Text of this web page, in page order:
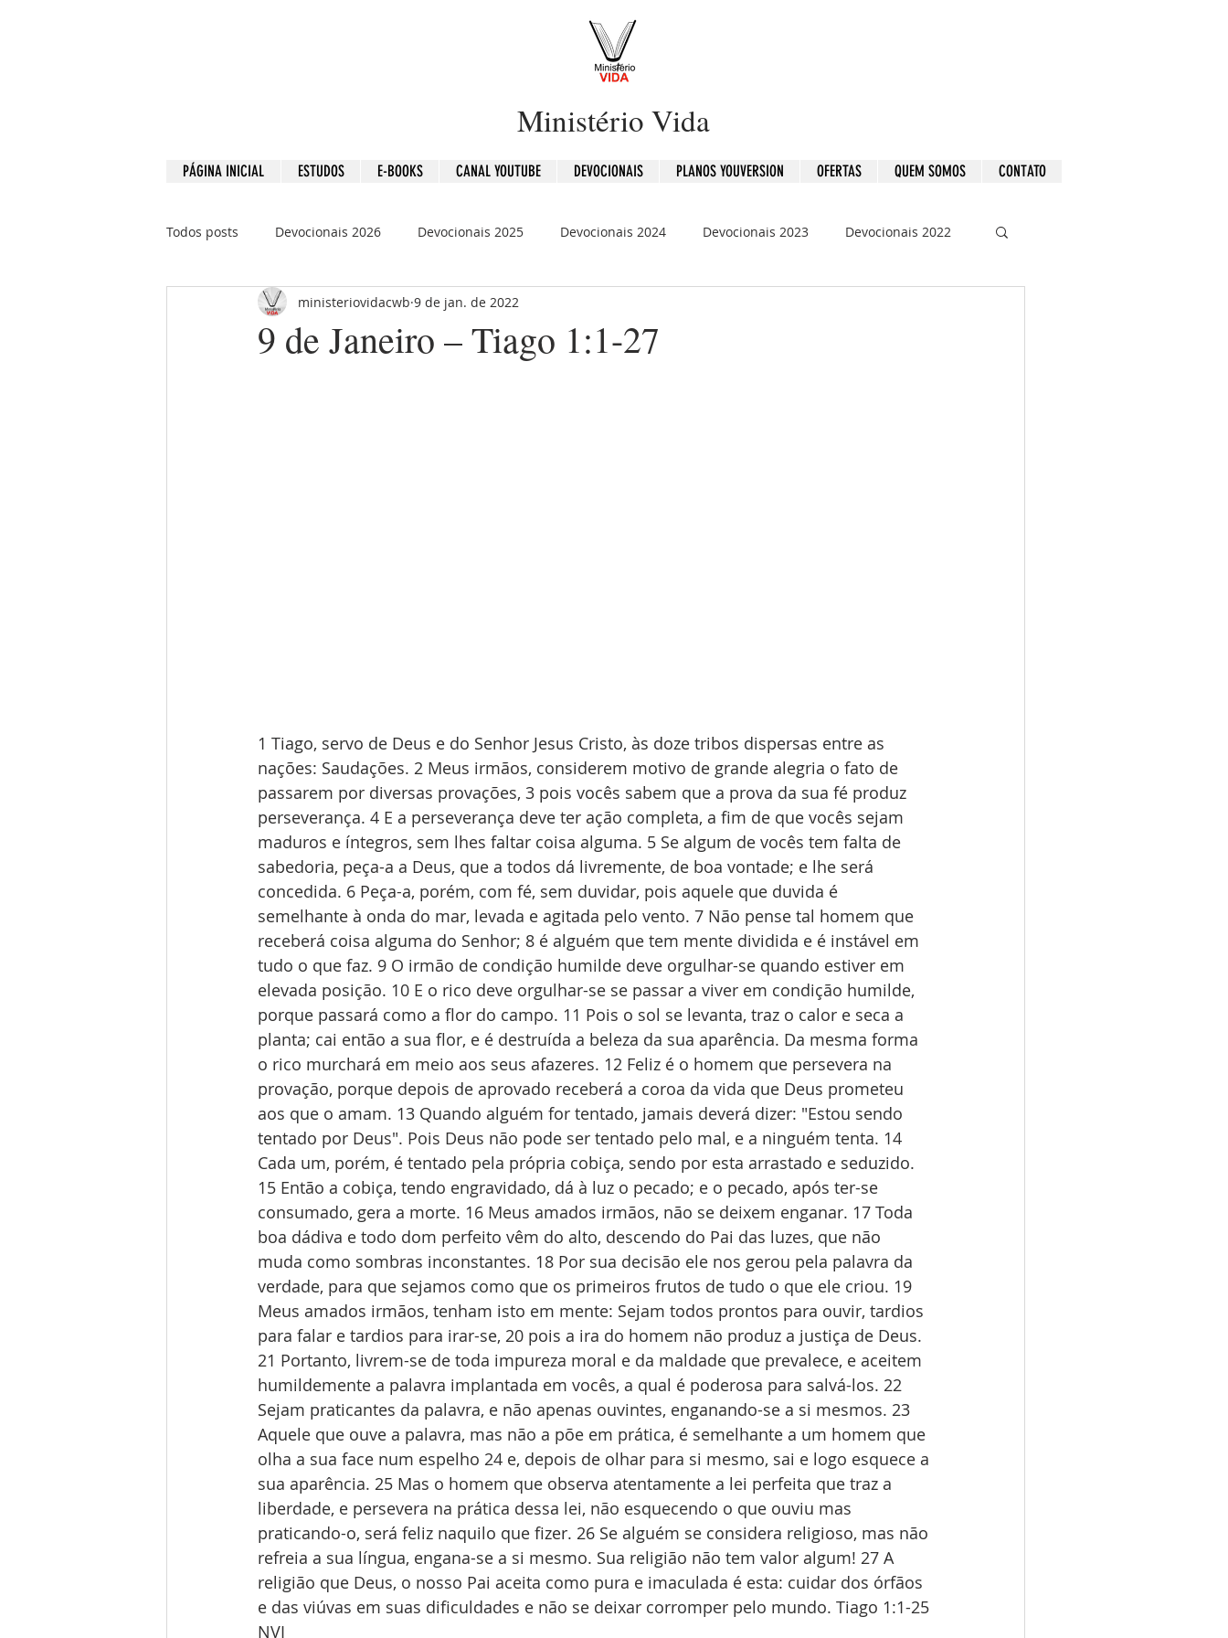
Ministério Vida
PÁGINA INICIAL ESTUDOS E-BOOKS CANAL YOUTUBE DEVOCIONAIS PLANOS YOUVERSION OFERTAS QUEM SOMOS CONTATO
Todos posts Devocionais 2026 Devocionais 2025 Devocionais 2024 Devocionais 2023 Devocionais 2022
Devocionais 2021 Devocionais 2020 120 Dias - Leitura Bíblica
9 de Janeiro – Tiago 1:1-27
ministeriovidacwb 9 de jan. de 2022
1 Tiago, servo de Deus e do Senhor Jesus Cristo, às doze tribos dispersas entre as
nações: Saudações. 2 Meus irmãos, considerem motivo de grande alegria o fato de
passarem por diversas provações, 3 pois vocês sabem que a prova da sua fé produz
perseverança. 4 E a perseverança deve ter ação completa, a fim de que vocês sejam
maduros e íntegros, sem lhes faltar coisa alguma. 5 Se algum de vocês tem falta de
sabedoria, peça-a a Deus, que a todos dá livremente, de boa vontade; e lhe será
concedida. 6 Peça-a, porém, com fé, sem duvidar, pois aquele que duvida é
semelhante à onda do mar, levada e agitada pelo vento. 7 Não pense tal homem que
receberá coisa alguma do Senhor; 8 é alguém que tem mente dividida e é instável em
tudo o que faz. 9 O irmão de condição humilde deve orgulhar-se quando estiver em
elevada posição. 10 E o rico deve orgulhar-se se passar a viver em condição humilde,
porque passará como a flor do campo. 11 Pois o sol se levanta, traz o calor e seca a
planta; cai então a sua flor, e é destruída a beleza da sua aparência. Da mesma forma
o rico murchará em meio aos seus afazeres. 12 Feliz é o homem que persevera na
provação, porque depois de aprovado receberá a coroa da vida que Deus prometeu
aos que o amam. 13 Quando alguém for tentado, jamais deverá dizer: "Estou sendo
tentado por Deus". Pois Deus não pode ser tentado pelo mal, e a ninguém tenta. 14
Cada um, porém, é tentado pela própria cobiça, sendo por esta arrastado e seduzido.
15 Então a cobiça, tendo engravidado, dá à luz o pecado; e o pecado, após ter-se
consumado, gera a morte. 16 Meus amados irmãos, não se deixem enganar. 17 Toda
boa dádiva e todo dom perfeito vêm do alto, descendo do Pai das luzes, que não
muda como sombras inconstantes. 18 Por sua decisão ele nos gerou pela palavra da
verdade, para que sejamos como que os primeiros frutos de tudo o que ele criou. 19
Meus amados irmãos, tenham isto em mente: Sejam todos prontos para ouvir, tardios
para falar e tardios para irar-se, 20 pois a ira do homem não produz a justiça de Deus.
21 Portanto, livrem-se de toda impureza moral e da maldade que prevalece, e aceitem
humildemente a palavra implantada em vocês, a qual é poderosa para salvá-los. 22
Sejam praticantes da palavra, e não apenas ouvintes, enganando-se a si mesmos. 23
Aquele que ouve a palavra, mas não a põe em prática, é semelhante a um homem que
olha a sua face num espelho 24 e, depois de olhar para si mesmo, sai e logo esquece a
sua aparência. 25 Mas o homem que observa atentamente a lei perfeita que traz a
liberdade, e persevera na prática dessa lei, não esquecendo o que ouviu mas
praticando-o, será feliz naquilo que fizer. 26 Se alguém se considera religioso, mas não
refreia a sua língua, engana-se a si mesmo. Sua religião não tem valor algum! 27 A
religião que Deus, o nosso Pai aceita como pura e imaculada é esta: cuidar dos órfãos
e das viúvas em suas dificuldades e não se deixar corromper pelo mundo. Tiago 1:1-25
NVI